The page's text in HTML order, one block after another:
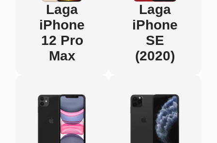
Laga
iPhone
12 Pro
Max
Laga
iPhone
SE
(2020)